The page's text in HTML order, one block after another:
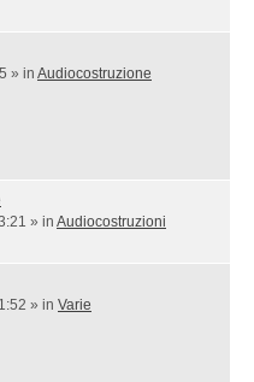
» in Audiocostruzione
» in Audiocostruzioni
» in Varie